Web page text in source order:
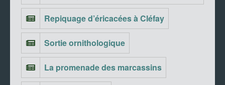
Repiquage d’éricacées à Cléfay
Sortie ornithologique
La promenade des marcassins